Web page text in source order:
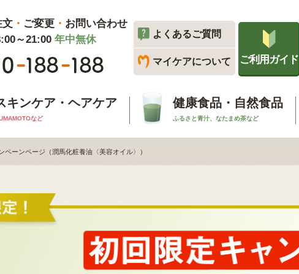
文 ・ ご変更 ・ お問い合わせ
～21:00 年中無休 よくあるご質問
マイケアについて ご利用ガイド
キンケア・ヘアケア
など
健康食品・自然食品
ふるさと青汁、なたまめ茶など
ペーンページ（潤馬化粧養油〈美容オイル〉）